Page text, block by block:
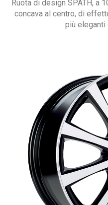
Ruota di design SPATH, a
concava al centro, di
più eleganti